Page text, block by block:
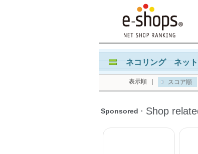
ネコリング ネット
表示順 スコア順